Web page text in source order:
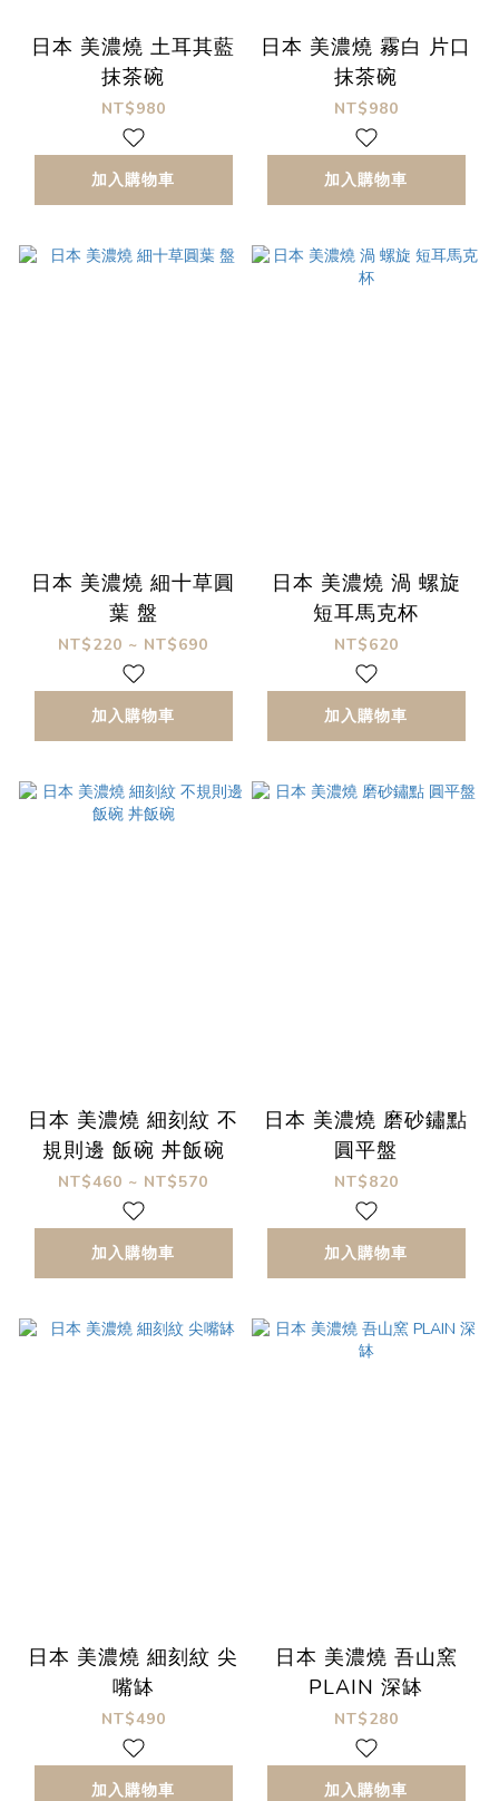
日本 美濃燒 土耳其藍
抹茶碗
NT$980
加入購物車
日本 美濃燒 霧白 片口
抹茶碗
NT$980
加入購物車
日本 美濃燒 細十草圓
葉 盤
NT$220 ~ NT$690
加入購物車
日本 美濃燒 渦 螺旋
短耳馬克杯
NT$620
加入購物車
日本 美濃燒 細刻紋 不
規則邊 飯碗 丼飯碗
NT$460 ~ NT$570
加入購物車
日本 美濃燒 磨砂鏽點
圓平盤
NT$820
加入購物車
日本 美濃燒 細刻紋 尖
嘴缽
NT$490
加入購物車
日本 美濃燒 吾山窯
PLAIN 深缽
NT$280
加入購物車